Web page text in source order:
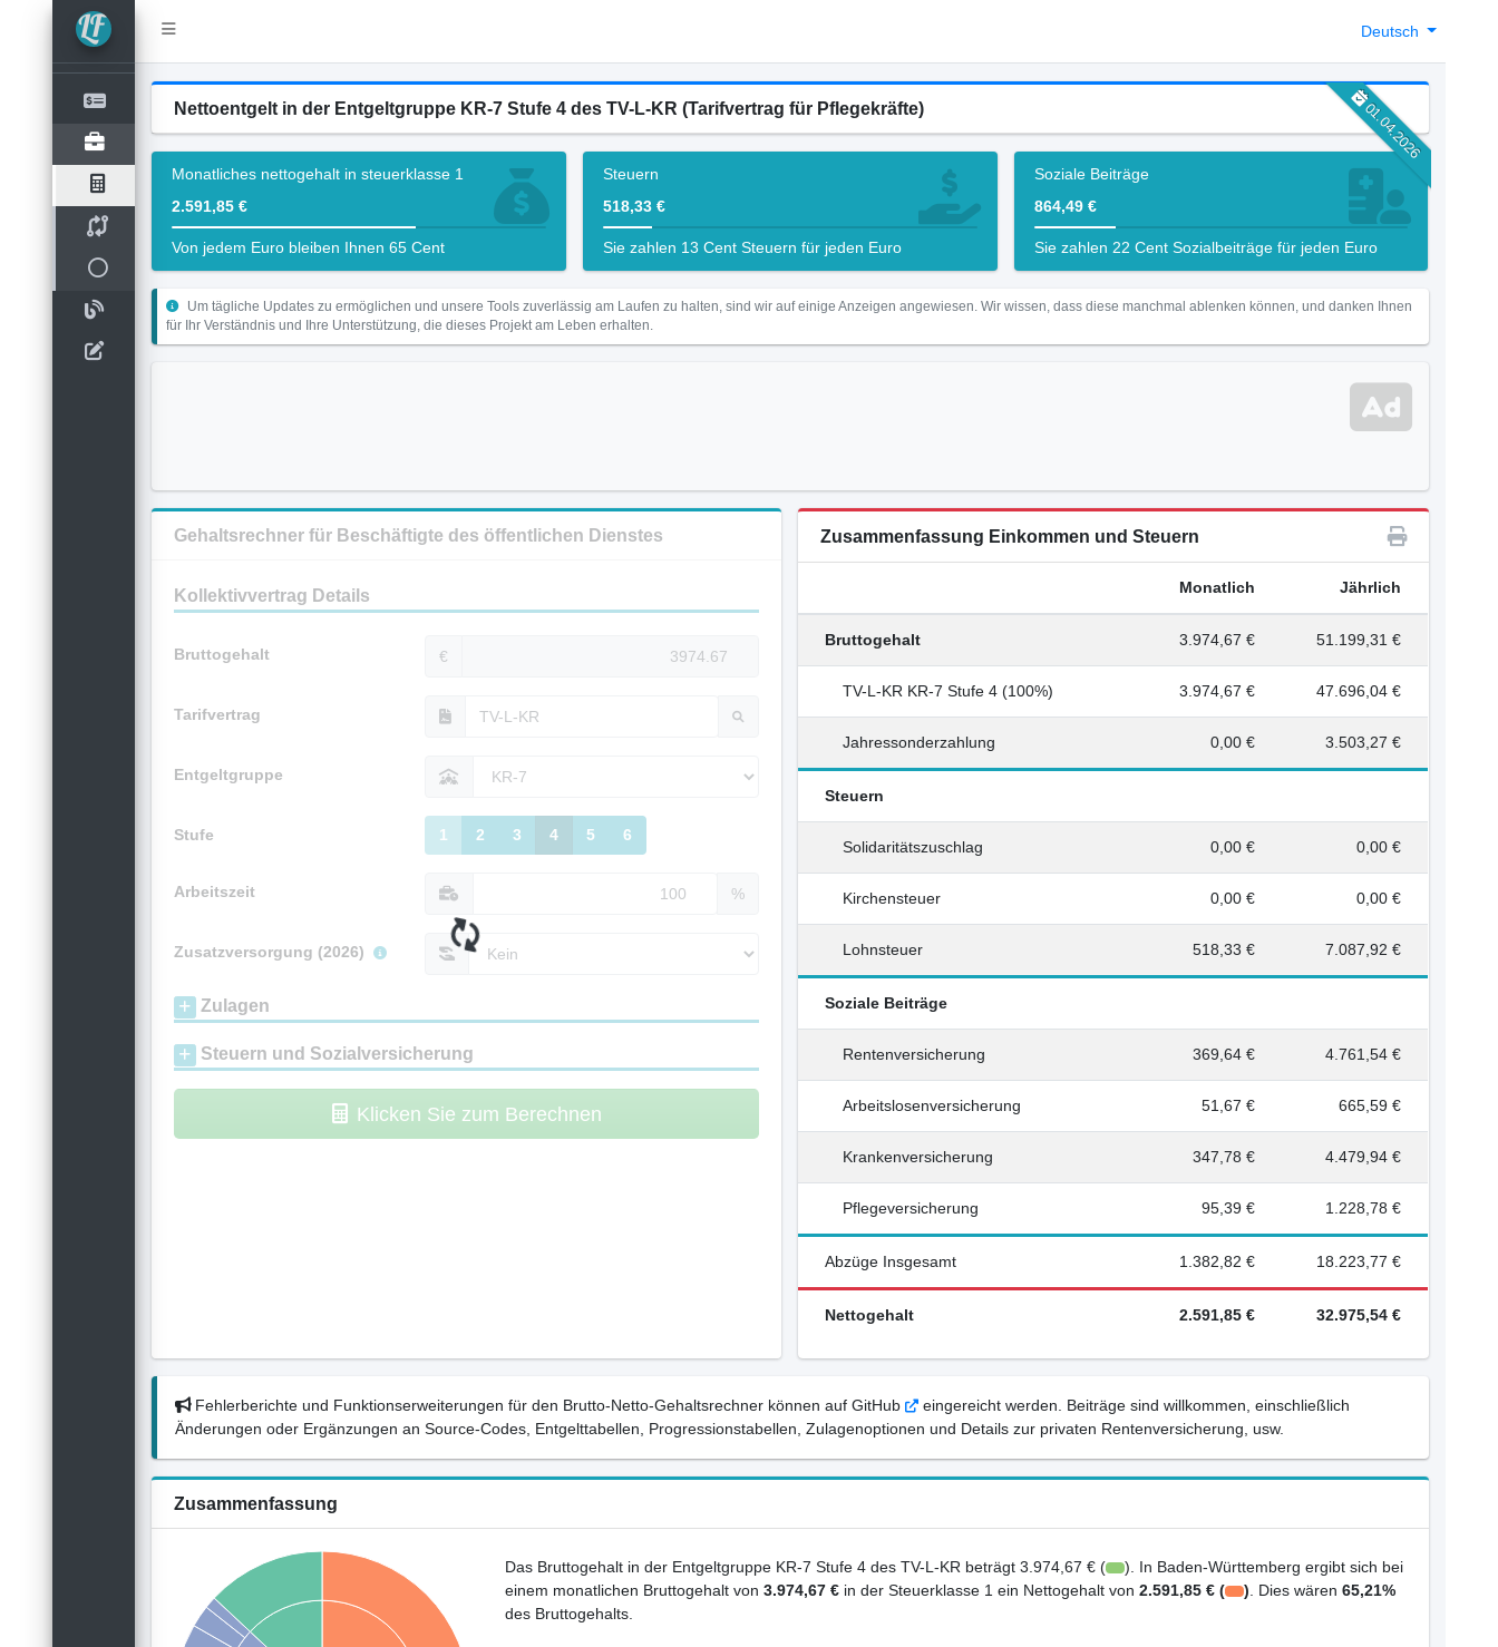
Deutsch
01.04.2026
Nettoentgelt in der Entgeltgruppe KR-7 Stufe 4 des TV-L-KR (Tarifvertrag für Pflegekräfte)
Monatliches nettogehalt in steuerklasse 1
2.591,85 €
Von jedem Euro bleiben Ihnen 65 Cent
Steuern
518,33 €
Sie zahlen 13 Cent Steuern für jeden Euro
Soziale Beiträge
864,49 €
Sie zahlen 22 Cent Sozialbeiträge für jeden Euro
Um tägliche Updates zu ermöglichen und unsere Tools zuverlässig am Laufen zu halten, sind wir auf einige Anzeigen angewiesen. Wir wissen, dass diese manchmal ablenken können, und danken Ihnen
für Ihr Verständnis und Ihre Unterstützung, die dieses Projekt am Leben erhalten.
Gehaltsrechner für Beschäftigte des öffentlichen Dienstes
Kollektivvertrag Details
Bruttogehalt €
Tarifvertrag
Entgeltgruppe
Stufe 1 2 3 4 5 6
Arbeitszeit %
Zusatzversorgung (2026)
Zulagen
Steuern und Sozialversicherung
Klicken Sie zum Berechnen
Zusammenfassung Einkommen und Steuern
Monatlich Jährlich
Bruttogehalt 3.974,67 € 51.199,31 €
TV-L-KR KR-7 Stufe 4 (100%) 3.974,67 € 47.696,04 €
Jahressonderzahlung 0,00 € 3.503,27 €
Steuern
Solidaritätszuschlag 0,00 € 0,00 €
Kirchensteuer 0,00 € 0,00 €
Lohnsteuer 518,33 € 7.087,92 €
Soziale Beiträge
Rentenversicherung 369,64 € 4.761,54 €
Arbeitslosenversicherung 51,67 € 665,59 €
Krankenversicherung 347,78 € 4.479,94 €
Pflegeversicherung 95,39 € 1.228,78 €
Abzüge Insgesamt 1.382,82 € 18.223,77 €
Nettogehalt 2.591,85 € 32.975,54 €
Fehlerberichte und Funktionserweiterungen für den Brutto-Netto-Gehaltsrechner können auf GitHub
eingereicht werden. Beiträge sind willkommen, einschließlich
Änderungen oder Ergänzungen an Source-Codes, Entgelttabellen, Progressionstabellen, Zulagenoptionen und Details zur privaten Rentenversicherung, usw.
Zusammenfassung
Das Bruttogehalt in der Entgeltgruppe KR-7 Stufe 4 des TV-L-KR beträgt 3.974,67 € (
). In Baden-Württemberg ergibt sich bei
einem monatlichen Bruttogehalt von 3.974,67 €in der Steuerklasse 1 ein Nettogehalt von 2.591,85 € ( ) . Dies wären65,21%
des Bruttogehalts.